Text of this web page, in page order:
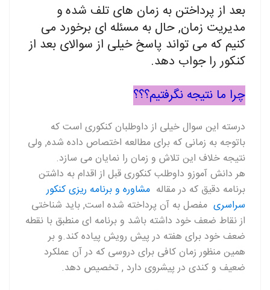
بعد از پرداختن به زمان های تلف شده و
مدیریت زمان, حال به مسئله ای برخورد می
کنیم که می تواند پاسخ خیلی از سوالای بعد از
کنکور را جواب دهد.
چرا ما نتیجه نگرفتیم؟؟؟
درسته این سوال خیلی از داوطلبان کنکوری است که
باتوجه به زمانی که برای مطالعه اختصاص داده شده, ولی
نتیجه خلاف این تلاش و زمان را نمایان می سازد.
هر دانش آموزو داوطلب کنکوری قبل از اقدام به داشتن
برنامه دقیق که در مقاله مشاوره و برنامه ریزی کنکور
سراسری مفصل به آن پرداخته شده است, باید شناختی
از نقاط ضعف خود داشته باشد و برنامه ای منطبق با نقطه
ضعف خود برای هفته در پیش رویش پیاده کند.و بر
همین منظور زمان کافی برای دروسی که در آن عملکرد
ضعیف و کندی در پیشروی دارد , تخصیص دهد.